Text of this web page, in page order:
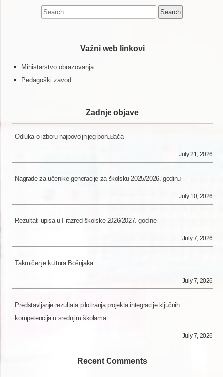
Search
for:
Važni web linkovi
Ministarstvo obrazovanja
Pedagoški zavod
Zadnje objave
Odluka o izboru najpovoljnijeg ponuđača
July 21, 2026
Nagrade za učenike generacije za školsku 2025/2026. godinu
July 10, 2026
Rezultati upisa u I razred školske 2026/2027. godine
July 7, 2026
Takmičenje kultura Bošnjaka
July 7, 2026
Predstavljanje rezultata pilotiranja projekta integracije ključnih
kompetencija u srednjim školama
July 7, 2026
Recent Comments